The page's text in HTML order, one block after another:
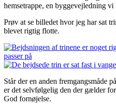
hemsetrappe, en byggevejledning vi
Prøv at se billedet hvor jeg har sat
blevet rigtig flotte.
Står der en anden fremgangsmåde
er det selvfølgelig den der gælder
God fornøjelse.